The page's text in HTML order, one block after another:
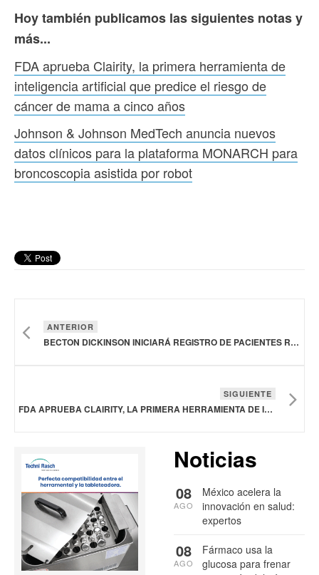
Hoy también publicamos las siguientes notas y
más...
FDA aprueba Clairity, la primera herramienta de
inteligencia artificial que predice el riesgo de
cáncer de mama a cinco años
Johnson & Johnson MedTech anuncia nuevos
datos clínicos para la plataforma MONARCH para
broncoscopia asistida por robot
ANTERIOR
BECTON DICKINSON INICIARÁ REGISTRO DE PACIENTES REALES PARA EL SISTEMA DE ATERECTOMÍA EN EL TRATAMIENTO DE LA ENFERMEDAD ARTERIAL PERIFÉRICA
SIGUIENTE
FDA APRUEBA CLAIRITY, LA PRIMERA HERRAMIENTA DE INTELIGENCIA ARTIFICIAL QUE PREDICE EL RIESGO DE CÁNCER DE MAMA A CINCO AÑOS
Noticias
México acelera la
innovación en salud:
expertos
08
AGO
Fármaco usa la
glucosa para frenar
08
AGO